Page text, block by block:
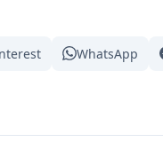
WhatsApp